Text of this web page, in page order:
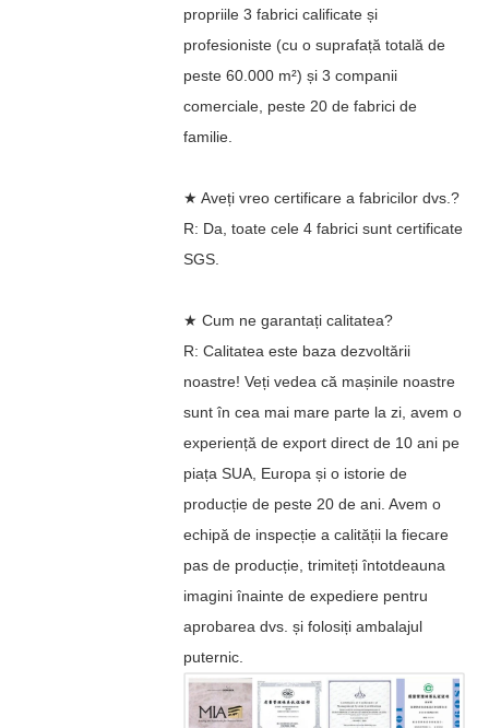
propriile 3 fabrici calificate și
profesioniste (cu o suprafață totală de
peste 60.000 m²) și 3 companii
comerciale, peste 20 de fabrici de
familie.
★ Aveți vreo certificare a fabricilor dvs.?
R: Da, toate cele 4 fabrici sunt certificate
SGS.
★ Cum ne garantați calitatea?
R: Calitatea este baza dezvoltării
noastre! Veți vedea că mașinile noastre
sunt în cea mai mare parte la zi, avem o
experiență de export direct de 10 ani pe
piața SUA, Europa și o istorie de
producție de peste 20 de ani. Avem o
echipă de inspecție a calității la fiecare
pas de producție, trimiteți întotdeauna
imagini înainte de expediere pentru
aprobarea dvs. și folosiți ambalajul
puternic.